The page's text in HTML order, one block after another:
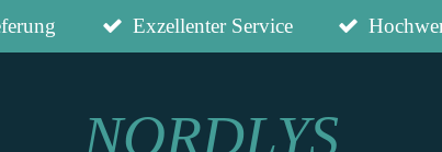
Exzellenter Service
NORDLYS